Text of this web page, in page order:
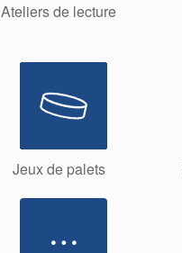
Ateliers de lecture
Jeux de palets